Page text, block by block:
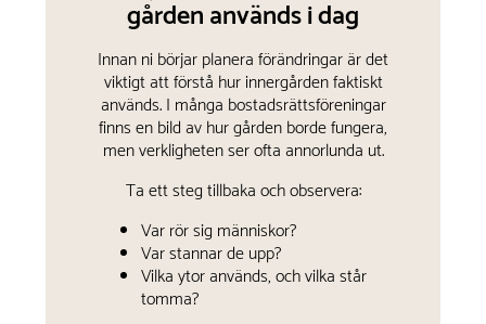
gården används i dag
Innan ni börjar planera förändringar är det
viktigt att förstå hur innergården faktiskt
används. I många bostadsrättsföreningar
finns en bild av hur gården borde fungera,
men verkligheten ser ofta annorlunda ut.
Ta ett steg tillbaka och observera:
Var rör sig människor?
Var stannar de upp?
Vilka ytor används, och vilka står
tomma?